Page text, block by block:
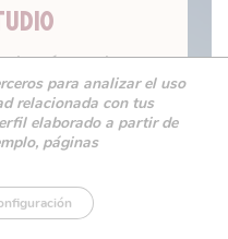
tu tiempo
escolar.
tus habilidades
lógico.
para analizar el uso
relacionada con tus
elaborado a partir de
páginas